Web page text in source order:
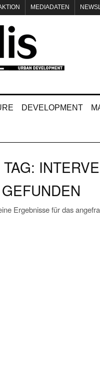
MEDIADATEN
DEVELOPMENT
Ergebnisse für das